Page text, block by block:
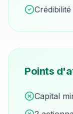
Points
Capital